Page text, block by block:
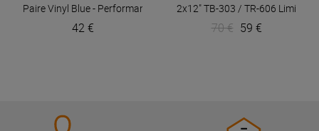
Paire Vinyl Blue - Performance Serato
42 €
2x12" TB-303 / TR-606 Limited
70 € 59 €